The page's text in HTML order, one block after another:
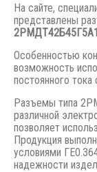
На сайте,
представлены
Особенностью
возможность
постоянного
Разъемы типа
различной
позволяет
Продукция
условиями
надежности